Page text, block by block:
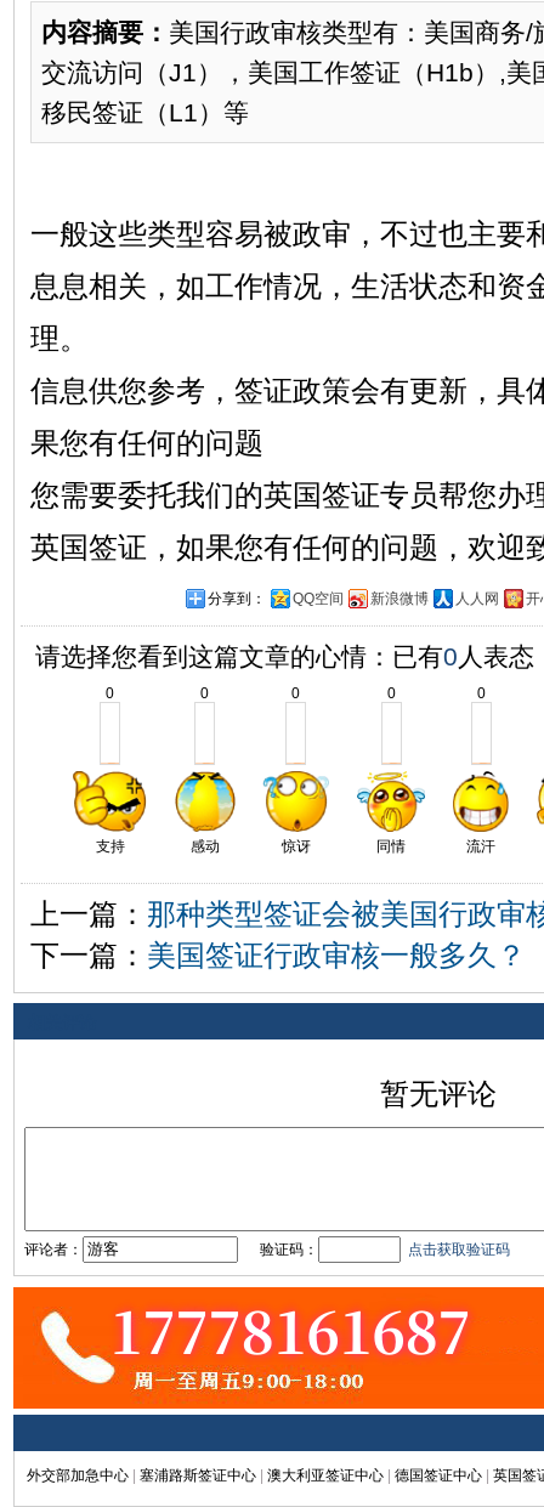
内容摘要： 美国行政审核类型有：美国商务
交流访问（J1），美国工作签证（H1b）,美
移民签证（L1）等
一般这些类型容易被政审，不过也主要
息息相关，如工作情况，生活状态和资
理。
信息供您参考，签证政策会有更新，具
果您有任何的问题
您需要委托我们的英国签证专员帮您办
英国签证，如果您有任何的问题，欢迎
分享到： QQ空间 新浪微博 人人网 开
请选择您看到这篇文章的心情：已有0 人表态
0
支持
0
感动
0
惊讶
0
同情
0
流汗
上一篇： 那种类型签证会被美国行政审
下一篇： 美国签证行政审核一般多久？
暂无评论
评论者： 验证码： 点击获取验证码
外交部加急中心 塞浦路斯签证中心 澳大利亚签证中心 德国签证中心 英国签